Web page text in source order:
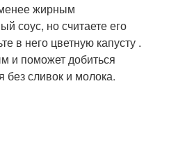
жирным
соус, но считаете его
в него цветную капусту .
и поможет добиться
без сливок и молока.